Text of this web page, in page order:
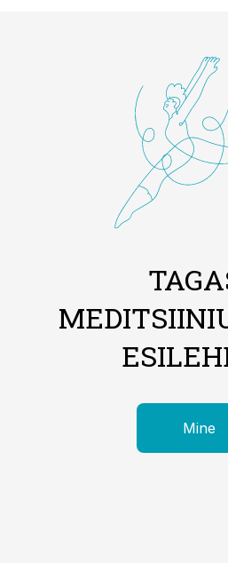
Mine